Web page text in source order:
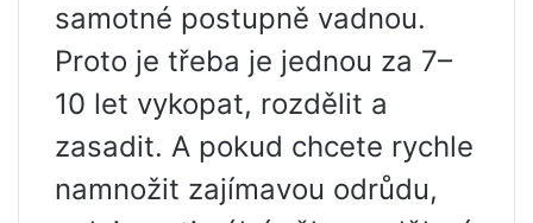
samotné postupně vadnou.
Proto je třeba je jednou za 7–
10 let vykopat, rozdělit a
zasadit. A pokud chcete rychle
namnožit zajímavou odrůdu,